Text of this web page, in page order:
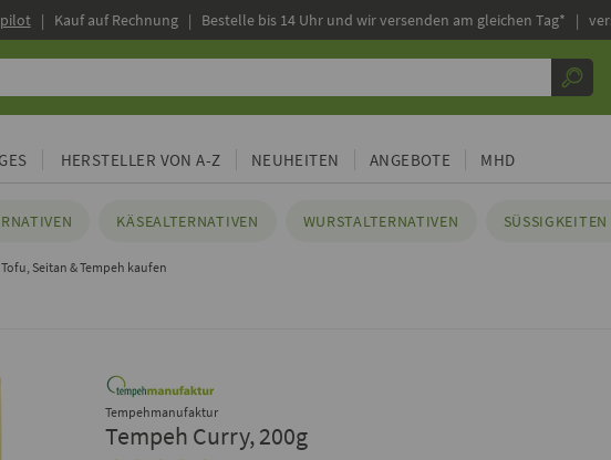
| Kauf auf Rechnung | Bestelle bis 14 Uhr und wir versenden am gleichen Tag* |
HERSTELLER VON A-Z NEUHEITEN ANGEBOTE MHD
KÄSEALTERNATIVEN WURSTALTERNATIVEN SÜSSIGKEITEN
Tofu, Seitan & Tempeh kaufen
Tempehmanufaktur
Tempeh Curry, 200g